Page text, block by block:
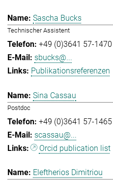
Sascha Bucks
Technischer Assistent
+49 (0)3641 57-1470
sbucks@...
Publikationsreferenzen
Sina Cassau
Postdoc
+49 (0)3641 57-1465
scassau@...
Orcid publication list
Eleftherios Dimitriou